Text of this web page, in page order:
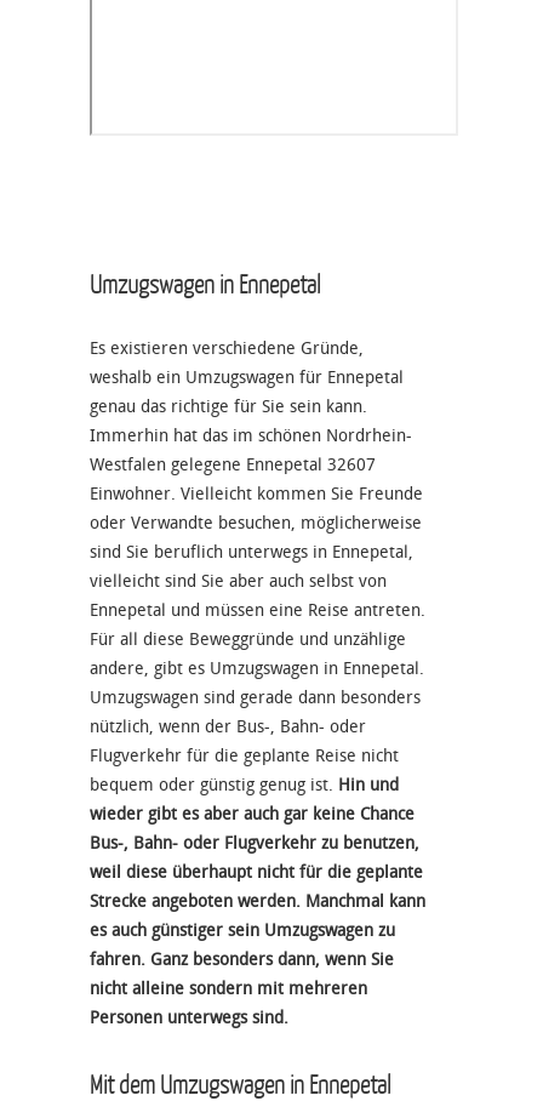
Umzugswagen in Ennepetal
Es existieren verschiedene Gründe,
weshalb ein Umzugswagen für Ennepetal
genau das richtige für Sie sein kann.
Immerhin hat das im schönen Nordrhein-
Westfalen gelegene Ennepetal 32607
Einwohner. Vielleicht kommen Sie Freunde
oder Verwandte besuchen, möglicherweise
sind Sie beruflich unterwegs in Ennepetal,
vielleicht sind Sie aber auch selbst von
Ennepetal und müssen eine Reise antreten.
Für all diese Beweggründe und unzählige
andere, gibt es Umzugswagen in Ennepetal.
Umzugswagen sind gerade dann besonders
nützlich, wenn der Bus-, Bahn- oder
Flugverkehr für die geplante Reise nicht
bequem oder günstig genug ist. Hin und
wieder gibt es aber auch gar keine Chance
Bus-, Bahn- oder Flugverkehr zu benutzen,
weil diese überhaupt nicht für die geplante
Strecke angeboten werden. Manchmal kann
es auch günstiger sein Umzugswagen zu
fahren. Ganz besonders dann, wenn Sie
nicht alleine sondern mit mehreren
Personen unterwegs sind.
Mit dem Umzugswagen in Ennepetal